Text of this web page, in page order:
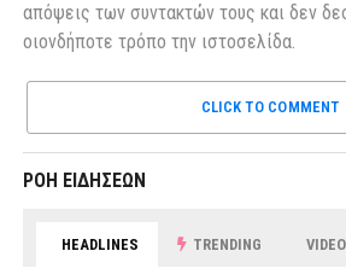
απόψεις των συντακτών τους και δεν
οιονδήποτε τρόπο την ιστοσελίδα.
CLICK TO COMMENT
ΡΟΗ ΕΙΔΗΣΕΩΝ
HEADLINES TRENDING